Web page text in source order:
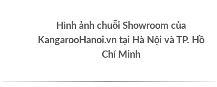
Hình ảnh chuỗi Showroom của
KangarooHanoi.vn tại Hà Nội và TP. Hồ
Chí Minh